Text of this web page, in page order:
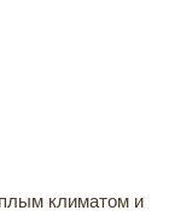
климатом и